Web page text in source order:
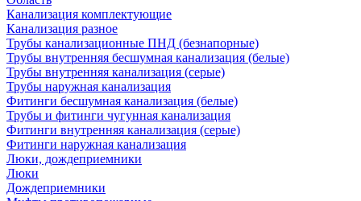
Канализация комплектующие
Канализация разное
Трубы канализационные ПНД (безнапорные)
Трубы внутренняя бесшумная канализация (белые)
Трубы внутренняя канализация (серые)
Трубы наружная канализация
Фитинги бесшумная канализация (белые)
Трубы и фитинги чугунная канализация
Фитинги внутренняя канализация (серые)
Фитинги наружная канализация
Люки, дождеприемники
Люки
Дождеприемники